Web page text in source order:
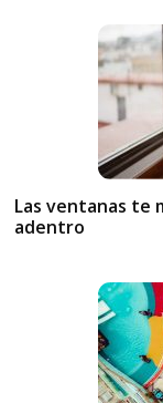
Las ventanas te
adentro